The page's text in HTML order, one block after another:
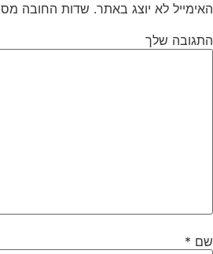
האימייל לא יוצג באתר. שדות החובה
התגובה שלך
שם *